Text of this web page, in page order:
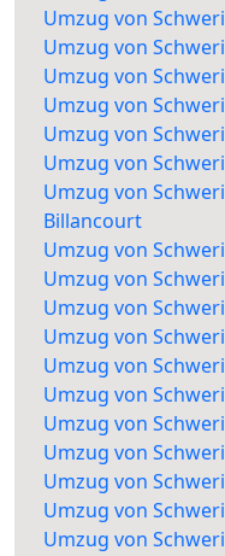
Umzug von
Umzug von
Umzug von
Umzug von
Umzug von
Umzug von
Umzug von
Billancourt
Umzug von
Umzug von
Umzug von
Umzug von
Umzug von
Umzug von
Umzug von
Umzug von
Umzug von
Umzug von
Umzug von